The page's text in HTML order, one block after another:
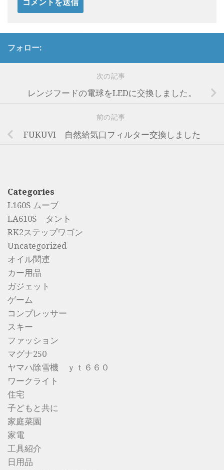
フォロー:
次の記事
レンジフードの電球をLEDに交換しました。
前の記事
FUKUVI 自然給気口フィルター交換しました
Categories
L160S ムーブ
LA610S タント
RK2ステップワゴン
Uncategorized
オイル関連
カー用品
ガジェット
ゲーム
コンプレッサー
スキー
ファッション
マグナ250
ヤマハ除雪機 ｙｔ６６０
ワークライト
住宅
子どもと共に
家庭菜園
家電
工具紹介
日用品